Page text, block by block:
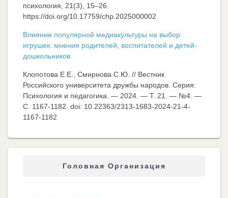
психология, 21(3), 15–26.
https://doi.org/10.17759/chp.2025000002
Влияние популярной медиакультуры на выбор
игрушек: мнения родителей, воспитателей и детей-
дошкольников
Клопотова Е.Е., Смирнова С.Ю. // Вестник
Российского университета дружбы народов. Серия:
Психология и педагогика. — 2024. — Т. 21. — №4. —
C. 1167-1182. doi: 10.22363/2313-1683-2024-21-4-
1167-1182
Головная Организация